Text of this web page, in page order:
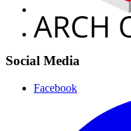
Social Media
Facebook